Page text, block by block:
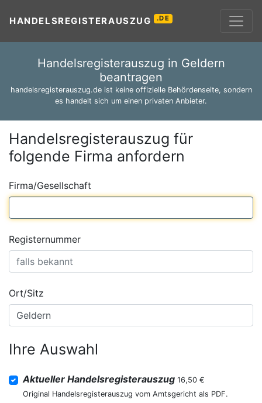
HANDELSREGISTERAUSZUG .DE
Handelsregisterauszug in Geldern
beantragen
handelsregisterauszug.de ist keine offizielle Behördenseite, sondern
es handelt sich um einen privaten Anbieter.
Handelsregisterauszug für
folgende Firma anfordern
Firma/Gesellschaft
Registernummer
Ort/Sitz
Ihre Auswahl
Aktueller Handelsregisterauszug 16,50 €
Original Handelsregisterauszug vom Amtsgericht als PDF.